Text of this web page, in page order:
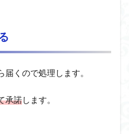
くので処理します。
承諾します。